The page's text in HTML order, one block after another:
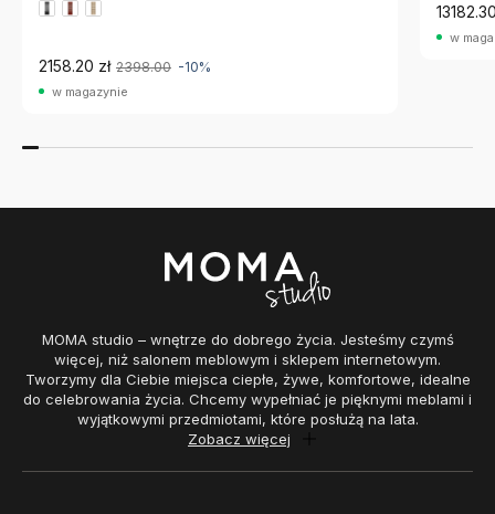
2158.20 zł 2398.00 -10%
w magazynie
w
MOMA studio – wnętrze do dobrego życia. Jesteśmy czymś
więcej, niż salonem meblowym i sklepem internetowym.
Tworzymy dla Ciebie miejsca ciepłe, żywe, komfortowe, idealne
do celebrowania życia. Chcemy wypełniać je pięknymi meblami i
wyjątkowymi przedmiotami, które posłużą na lata.
Zobacz więcej